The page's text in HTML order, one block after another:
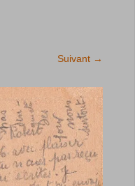
Suivant →